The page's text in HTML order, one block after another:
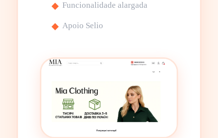
Funcionalidade alargada
Apoio Selio